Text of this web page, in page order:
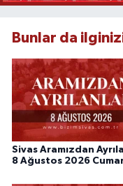
Bunlar da
Sivas Aramızdan
8 Ağustos 2026